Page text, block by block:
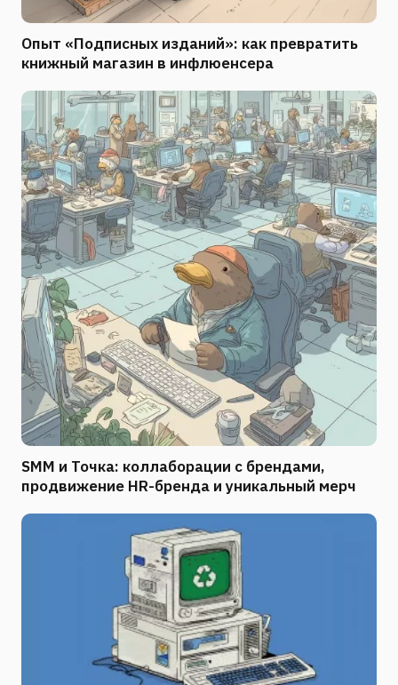
Опыт «Подписных изданий»: как превратить
книжный магазин в инфлюенсера
SMM и Точка: коллаборации с брендами,
продвижение HR-бренда и уникальный мерч